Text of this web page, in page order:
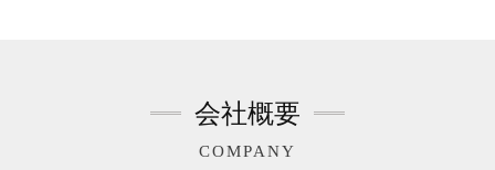
会社概要
COMPANY